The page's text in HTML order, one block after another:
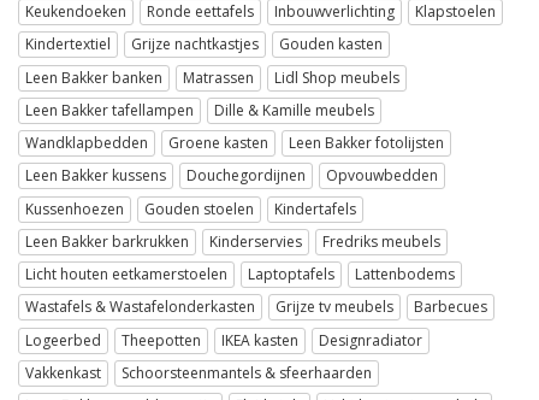
Keukendoeken
Ronde eettafels Inbouwverlichting
Klapstoelen
Kindertextiel
Grijze nachtkastjes
Gouden kasten
Leen Bakker banken
Matrassen
Lidl Shop meubels
Leen Bakker tafellampen
Dille & Kamille meubels
Wandklapbedden
Groene kasten
Leen Bakker fotolijsten
Leen Bakker kussens
Douchegordijnen
Opvouwbedden
Kussenhoezen
Gouden stoelen
Kindertafels
Leen Bakker barkrukken
Kinderservies
Fredriks meubels
Licht houten eetkamerstoelen
Laptoptafels
Lattenbodems
Wastafels & Wastafelonderkasten
Grijze tv meubels
Barbecues
Logeerbed
Theepotten IKEA kasten
Designradiator
Vakkenkast
Schoorsteenmantels & sfeerhaarden